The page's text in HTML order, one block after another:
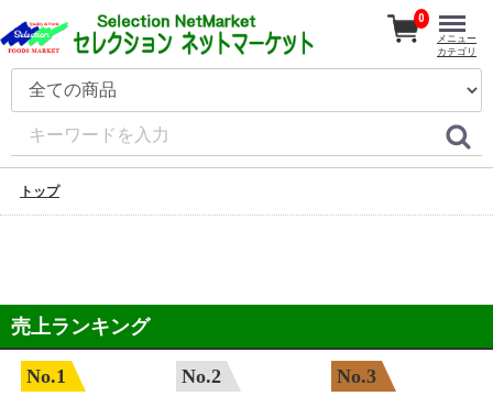
0
メニュー
カテゴリ
トップ
売上ランキング
No.1 No.2 No.3